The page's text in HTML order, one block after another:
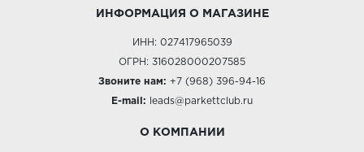
ИНФОРМАЦИЯ О МАГАЗИНЕ
ИНН: 027417965039
ОГРН: 316028000207585
Звоните нам: +7 (968) 396-94-16
E-mail: leads@parkettclub.ru
О КОМПАНИИ